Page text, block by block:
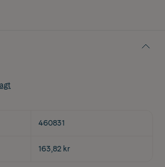
460831
163,82 kr